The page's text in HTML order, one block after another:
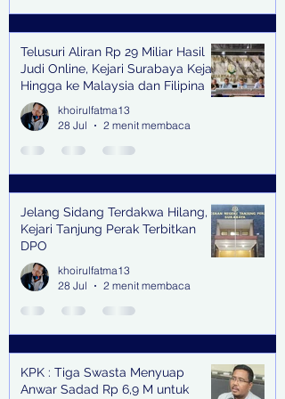
Telusuri Aliran Rp 29 Miliar Hasil
Judi Online, Kejari Surabaya Kejar
Hingga ke Malaysia dan Filipina
khoirulfatma13
28 Jul
2 menit membaca
Jelang Sidang Terdakwa Hilang,
Kejari Tanjung Perak Terbitkan
DPO
khoirulfatma13
28 Jul
2 menit membaca
KPK : Tiga Swasta Menyuap
Anwar Sadad Rp 6,9 M untuk